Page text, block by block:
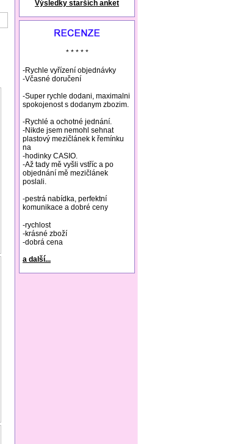
natural remedies rosacea
Výsledky starších anket
* * * * *
-Rychle vyřízení objednávky
-Včasné doručení
-Super rychle dodani, maximalni
spokojenost s dodanym zbozim.
-Rychlé a ochotné jednání.
-Nikde jsem nemohl sehnat
plastový mezičlánek k řemínku
na
-hodinky CASIO.
-Až tady mě vyšli vstříc a po
objednání mě mezičlánek
poslali.
-pestrá nabídka, perfektní
komunikace a dobré ceny
-rychlost
-krásné zboží
-dobrá cena
a další...